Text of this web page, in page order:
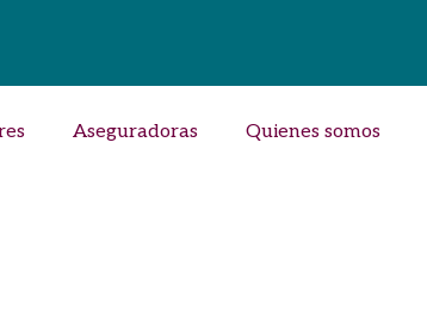
Aseguradoras Quienes somos